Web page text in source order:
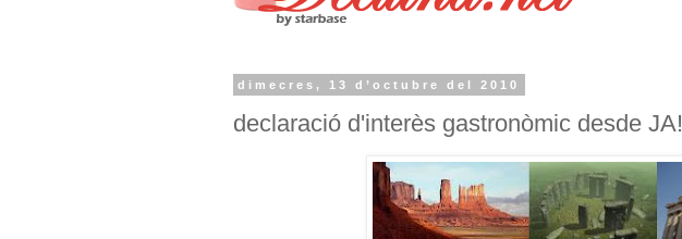
dimecres, 13 d’octubre del 2010
declaració d'interès gastronòmic desde JA!